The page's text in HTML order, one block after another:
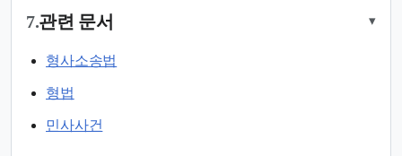
7.관련 문서 ▾
형사소송법
형법
민사사건